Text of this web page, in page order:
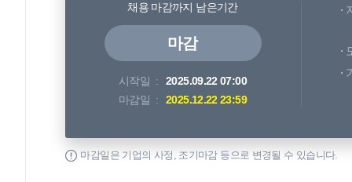
채용 마감까지 남은기간
마감
시작일
2025.09.22 07:00
마감일
2025.12.22 23:59
마감일은 기업의 사정, 조기마감 등으로 변경될 수 있습니다.